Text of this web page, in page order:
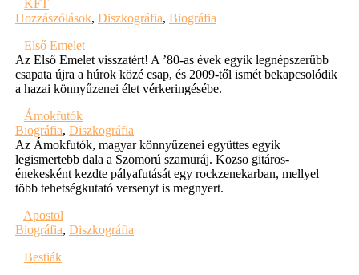
KFT
Hozzászólások, Diszkográfia, Biográfia
Első Emelet
Az Első Emelet visszatért! A ’80-as évek egyik legnépszerűbb
csapata újra a húrok közé csap, és 2009-től ismét bekapcsolódik
a hazai könnyűzenei élet vérkeringésébe.
Ámokfutók
Biográfia, Diszkográfia
Az Ámokfutók, magyar könnyűzenei együttes egyik
legismertebb dala a Szomorú szamuráj. Kozso gitáros-
énekesként kezdte pályafutását egy rockzenekarban, mellyel
több tehetségkutató versenyt is megnyert.
Apostol
Biográfia, Diszkográfia
Bestiák